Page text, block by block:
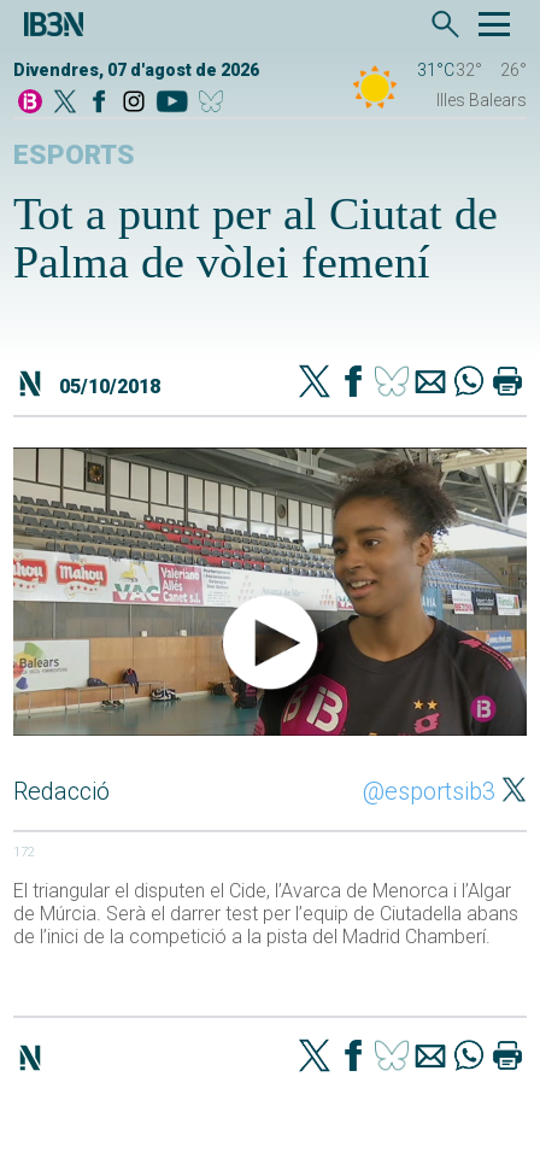
Divendres, 07 d'agost de 2026 31°C32°
26°
Illes Balears
ESPORTS
Tot a punt per al Ciutat de
Palma de vòlei femení
05/10/2018
Redacció @esportsib3
172
El triangular el disputen el Cide, l’Avarca de Menorca i l’Algar
de Múrcia. Serà el darrer test per l’equip de Ciutadella abans
de l’inici de la competició a la pista del Madrid Chamberí.